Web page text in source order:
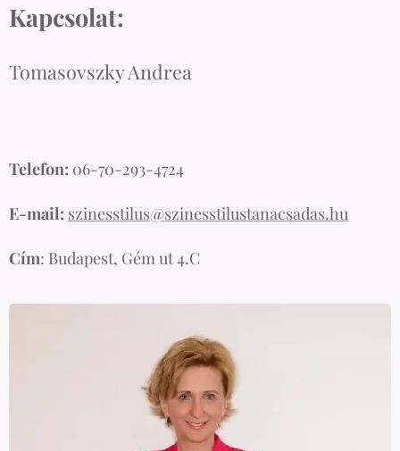
Kapcsolat:
Tomasovszky Andrea
Telefon: 06-70-293-4724
E-mail: szinesstilus@szinesstilustanacsadas.hu
Cím: Budapest, Gém ut 4.C